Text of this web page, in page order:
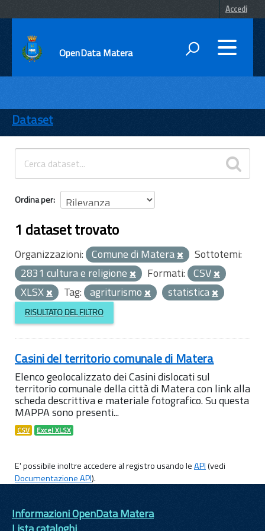
Accedi
OpenData Matera
ENTI
TEMI
INFORMAZIONI
Dataset
Ordina per
1 dataset trovato
Organizzazioni: Comune di Matera
Sottotemi:
2831 cultura e religione
Formati: CSV
XLSX
Tag: agriturismo statistica
RISULTATO DEL FILTRO
Casini del territorio comunale di Matera
Elenco geolocalizzato dei Casini dislocati sul
territorio comunale della città di Matera con link alla
scheda descrittiva e materiale fotografico. Su questa
MAPPA sono presenti...
CSV Excel XLSX
E' possibile inoltre accedere al registro usando leAPI(vedi
Documentazione API).
Informazioni OpenData Matera